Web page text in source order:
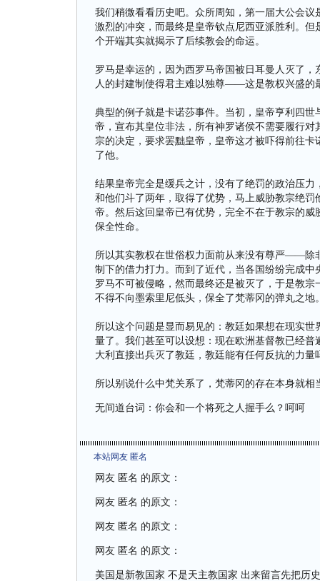
我们稍微看看历史吧。众所周知，第一届大公会
激烈的冲突，而最终是皇帝钦点尼西亚派胜利。
个开端其实就揭示了后续教会的命运。
罗马是幸运的，因为西罗马帝国被日耳曼人灭了
人的封建制使得君主难以独尊——这是教权兴盛的
典型的例子就是卡诺莎事件。当初，皇帝亨利四
帝，宣布其皇位非法，所有神罗诸侯不需要履行
宗的决定，要求罢黜皇帝，皇帝这才被吓得前往
了他。
结果皇帝完全是缓兵之计，没有了绝罚的政治压
和他们斗了两年，取得了优势，马上威胁教宗绝
帝。然后这回皇帝已有优势，完全不在于教宗的
保全性命。
所以其实教权在世俗权力面前从来没有尊严——除
制下的借力打力。而到了近代，当各国纷纷完成
罗马不可被侵略，然而最终还是被灭了，于是教
不得不向墨索里尼低头，保全了梵蒂冈的弹丸之地
所以这个问题是显而易见的：教廷如果想在现实
量了。我们甚至可以设想：现在欧洲基督教已经
大利直接出兵灭了教廷，教廷能有任何反抗的力量
所以别说什么中梵关系了，梵蒂冈的存在本身就相
无间道台词：你会和一个将死之人握手么？呵呵
本站网友 匿名
网友 匿名 的原文：
网友 匿名 的原文：
网友 匿名 的原文：
网友 匿名 的原文：
美国是新教国家 不是天主教国家 出来留言先把历